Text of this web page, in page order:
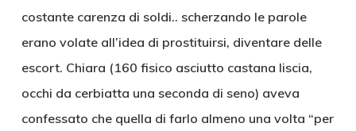
costante carenza di soldi.. scherzando le parole
erano volate all’idea di prostituirsi, diventare delle
escort. Chiara (160 fisico asciutto castana liscia,
occhi da cerbiatta una seconda di seno) aveva
confessato che quella di farlo almeno una volta “per